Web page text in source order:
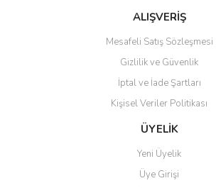
Bu ürüne benzer farklı alternatifler olmalı.
Gönder
ALIŞVERİŞ
Mesafeli Satış Sözleşmesi
Gizlilik ve Güvenlik
İptal ve İade Şartları
Kişisel Veriler Politikası
ÜYELİK
Yeni Üyelik
Üye Girişi